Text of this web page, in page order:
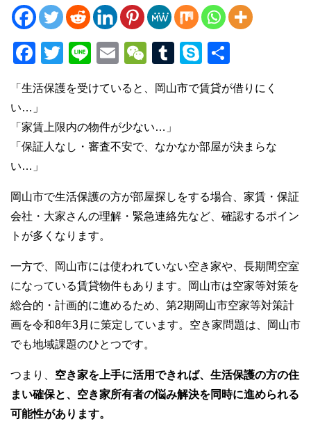
F
c
e
b
o
o
k
T
tt
er
Li
e
E
ail
W
C
h
at
T
u
m
r
S
ky
p
「生活保護を受けていると、岡山市で賃貸が借りにく
い…」
「家賃上限内の物件が少ない…」
「保証人なし・審査不安で、なかなか部屋が決まらな
い…」
岡山市で生活保護の方が部屋探しをする場合、家賃・保証
会社・大家さんの理解・緊急連絡先など、確認するポイン
トが多くなります。
一方で、岡山市には使われていない空き家や、長期間空室
になっている賃貸物件もあります。岡山市は空家等対策を
総合的・計画的に進めるため、第2期岡山市空家等対策計
画を令和8年3月に策定しています。空き家問題は、岡山市
でも地域課題のひとつです。
つまり、 空き家を上手に活用できれば、生活保護の方の住
まい確保と、空き家所有者の悩み解決を同時に進められる
可能性があります。